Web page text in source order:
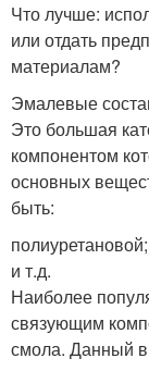
Что лучше:
или отдать
материалам?
Эмалевые
Это большая
компонентом
основных
быть:
и т.д.
Наиболее
связующим
смола. Данный